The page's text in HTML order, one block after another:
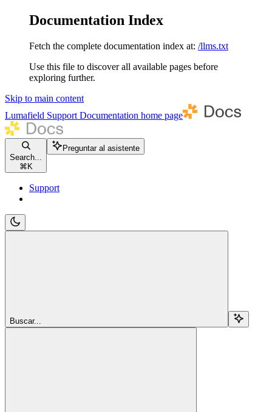
Documentation Index
Fetch the complete documentation index at: /llms.txt
Use this file to discover all available pages before
exploring further.
Skip to main content
Lumafield Support Documentation home page
Search...
⌘ K
Preguntar al asistente
Support
Buscar...